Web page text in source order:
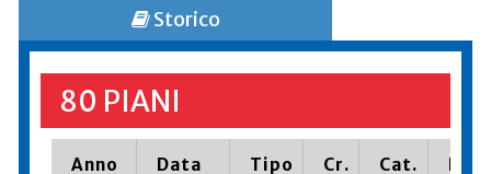
Storico
80 PIANI
Anno Data Tipo Cr. Cat.